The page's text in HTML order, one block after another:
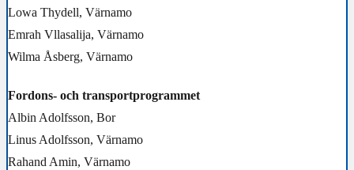
Lowa Thydell, Värnamo
Emrah Vllasalija, Värnamo
Wilma Åsberg, Värnamo
Fordons- och transportprogrammet
Albin Adolfsson, Bor
Linus Adolfsson, Värnamo
Rahand Amin, Värnamo